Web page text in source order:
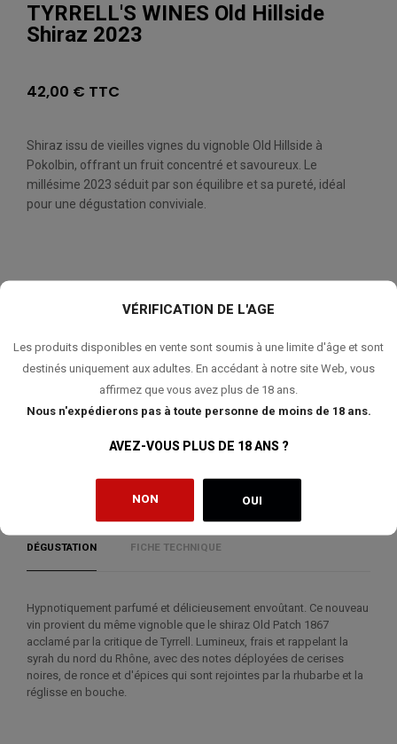
VÉRIFICATION DE L'AGE
Les produits disponibles en vente sont soumis à une limite d'âge et sont
destinés uniquement aux adultes. En accédant à notre site Web, vous
affirmez que vous avez plus de 18 ans.
Nous n'expédierons pas à toute personne de moins de 18 ans.
AVEZ-VOUS PLUS DE 18 ANS ?
NON OUI
TYRRELL'S WINES Old Hillside
Shiraz 2023
42,00 € TTC
Shiraz issu de vieilles vignes du vignoble Old Hillside à
Pokolbin, offrant un fruit concentré et savoureux. Le
millésime 2023 séduit par son équilibre et sa pureté, idéal
pour une dégustation conviviale.
DÉGUSTATION FICHE TECHNIQUE
Hypnotiquement parfumé et délicieusement envoûtant. Ce nouveau
vin provient du même vignoble que le shiraz Old Patch 1867
acclamé par la critique de Tyrrell. Lumineux, frais et rappelant la
syrah du nord du Rhône, avec des notes déployées de cerises
noires, de ronce et d'épices qui sont rejointes par la rhubarbe et la
réglisse en bouche.